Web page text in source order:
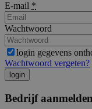
E-mail *
Wachtwoord
login gegevens
Wachtwoord vergeten?
login
Bedrijf aanmelden